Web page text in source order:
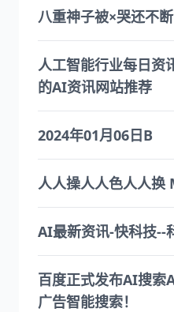
八重神子被×哭还不
人工智能行业每日资
的AI资讯网站推荐
2024年01月06日B
人人操人人色人人换
AI最新资讯-快科技--
百度正式发布AI搜索
广告智能搜索！